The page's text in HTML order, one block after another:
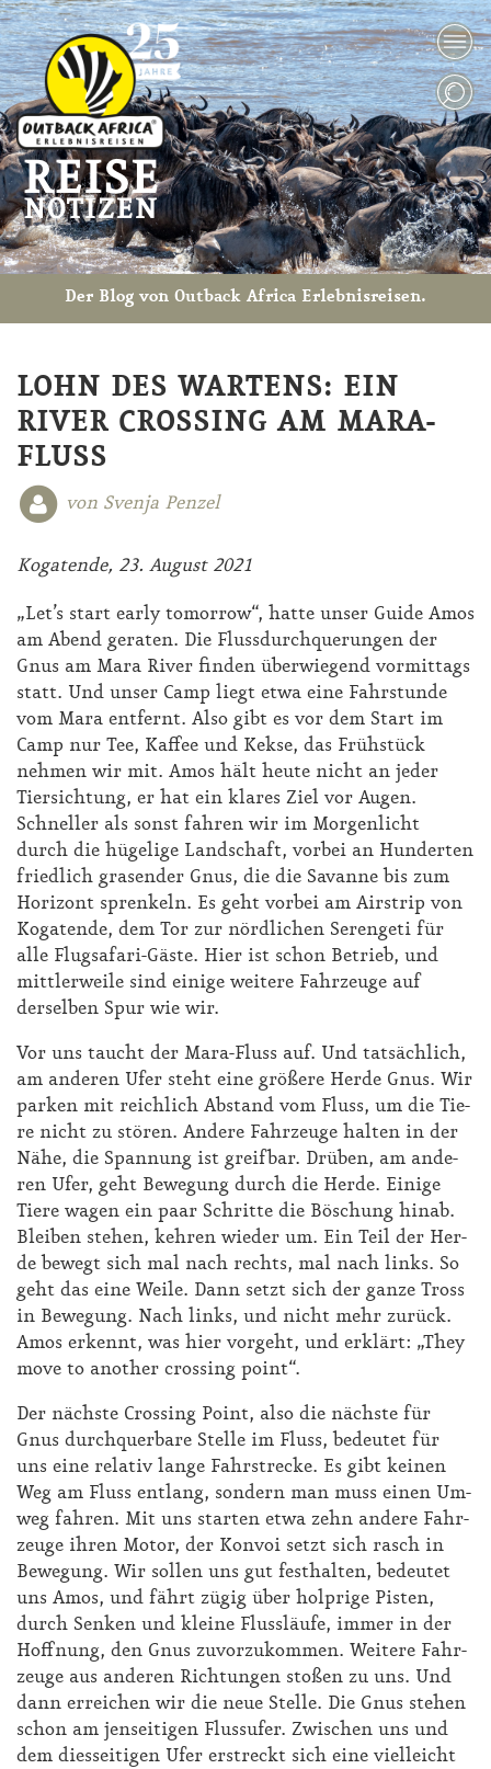
Der Blog von Outback Africa Erlebnisreisen.
LOHN DES WARTENS: EIN
RIVER CROSSING AM MARA-
FLUSS
von Svenja Penzel
Kogatende, 23. August 2021
„Let’s start early tomorrow“, hatte unser Guide Amos
am Abend geraten. Die Flussdurchquerungen der
Gnus am Mara River finden überwiegend vormittags
statt. Und unser Camp liegt etwa eine Fahrstunde
vom Mara entfernt. Also gibt es vor dem Start im
Camp nur Tee, Kaffee und Kekse, das Frühstück
nehmen wir mit. Amos hält heute nicht an jeder
Tiersichtung, er hat ein klares Ziel vor Augen.
Schneller als sonst fahren wir im Morgenlicht
durch die hügelige Landschaft, vorbei an Hunderten
friedlich grasender Gnus, die die Savanne bis zum
Horizont sprenkeln. Es geht vorbei am Airstrip von
Kogatende, dem Tor zur nördlichen Serengeti für
alle Flugsafari-Gäste. Hier ist schon Betrieb, und
mittlerweile sind einige weitere Fahrzeuge auf
derselben Spur wie wir.
Vor uns taucht der Ma­ra-Fluss auf. Und tat­säch­lich,
am an­de­ren Ufer steht ei­ne grö­ße­re Her­de Gnus. Wir
par­ken mit reich­lich Ab­stand vom Fluss, um die Tie­
re nicht zu stö­ren. An­de­re Fahr­zeu­ge hal­ten in der
Nä­he, die Span­nung ist greif­bar. Drü­ben, am an­de­
ren Ufer, geht Be­we­gung durch die Her­de. Ei­ni­ge
Tie­re wa­gen ein paar Schrit­te die Bö­schung hin­ab.
Blei­ben ste­hen, keh­ren wie­der um. Ein Teil der Her­
de be­wegt sich mal nach rechts, mal nach links. So
geht das ei­ne Wei­le. Dann setzt sich der gan­ze Tross
in Be­we­gung. Nach links, und nicht mehr zu­rück.
Amos er­kennt, was hier vor­geht, und er­klärt: „They
mo­ve to ano­ther crossing point“.
Der nächs­te Crossing Point, al­so die nächs­te für
Gnus durch­quer­ba­re Stel­le im Fluss, be­deu­tet für
uns ei­ne re­la­tiv lan­ge Fahr­stre­cke. Es gibt kei­nen
Weg am Fluss ent­lang, son­dern man muss ei­nen Um­
weg fah­ren. Mit uns star­ten et­wa zehn an­de­re Fahr­
zeu­ge ih­ren Mo­tor, der Kon­voi setzt sich rasch in
Be­we­gung. Wir sol­len uns gut fest­hal­ten, be­deu­tet
uns Amos, und fährt zü­gig über holp­ri­ge Pis­ten,
durch Sen­ken und klei­ne Fluss­läu­fe, im­mer in der
Hoff­nung, den Gnus zu­vor­zu­kom­men. Wei­te­re Fahr­
zeu­ge aus an­de­ren Rich­tun­gen sto­ßen zu uns. Und
dann er­rei­chen wir die neue Stel­le. Die Gnus ste­hen
schon am jen­sei­ti­gen Fluss­ufer. Zwi­schen uns und
dem dies­sei­ti­gen Ufer er­streckt sich ei­ne viel­leicht